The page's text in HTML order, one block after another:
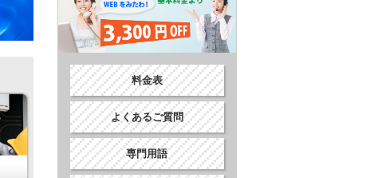
料金表
よくあるご質問
専門用語